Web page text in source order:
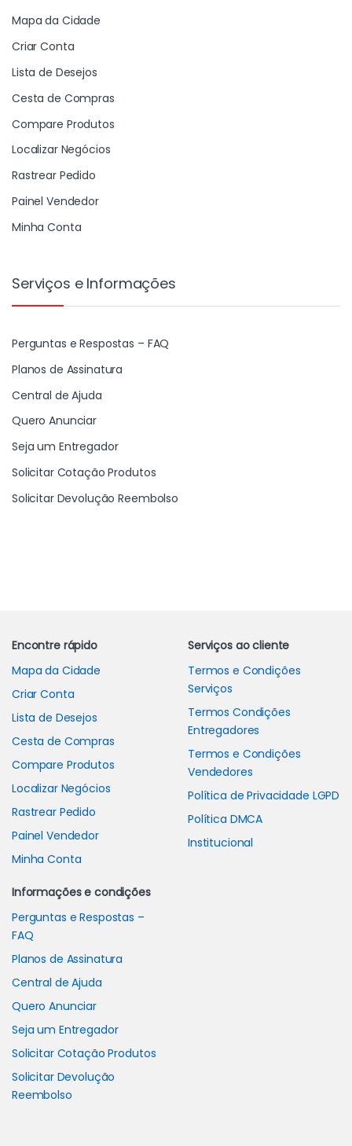
Mapa da Cidade
Criar Conta
Lista de Desejos
Cesta de Compras
Compare Produtos
Localizar Negócios
Rastrear Pedido
Painel Vendedor
Minha Conta
Serviços e Informações
Perguntas e Respostas – FAQ
Planos de Assinatura
Central de Ajuda
Quero Anunciar
Seja um Entregador
Solicitar Cotação Produtos
Solicitar Devolução Reembolso
Encontre rápido
Mapa da Cidade
Criar Conta
Lista de Desejos
Cesta de Compras
Compare Produtos
Localizar Negócios
Rastrear Pedido
Painel Vendedor
Minha Conta
Serviços ao cliente
Termos e Condições
Serviços
Termos Condições
Entregadores
Termos e Condições
Vendedores
Política de Privacidade LGPD
Política DMCA
Institucional
Informações e condições
Perguntas e Respostas –
FAQ
Planos de Assinatura
Central de Ajuda
Quero Anunciar
Seja um Entregador
Solicitar Cotação Produtos
Solicitar Devolução
Reembolso